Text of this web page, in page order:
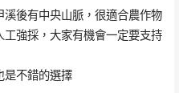
後有中央山脈，很適合農作物
強採，大家有機會一定要支持
是不錯的選擇